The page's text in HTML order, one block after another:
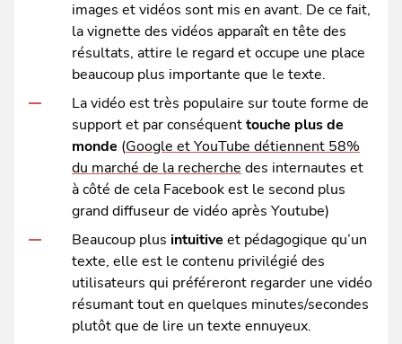
images et vidéos sont mis en avant. De ce fait,
la vignette des vidéos apparaît en tête des
résultats, attire le regard et occupe une place
beaucoup plus importante que le texte.
La vidéo est très populaire sur toute forme de
support et par conséquenttouche plus de
monde (Google et YouTube détiennent 58%
du marché de la recherche des internautes et
à côté de cela Facebook est le second plus
grand diffuseur de vidéo après Youtube)
Beaucoup plus intuitive et pédagogique qu’un
texte, elle est le contenu privilégié des
utilisateurs qui préféreront regarder une vidéo
résumant tout en quelques minutes/secondes
plutôt que de lire un texte ennuyeux.